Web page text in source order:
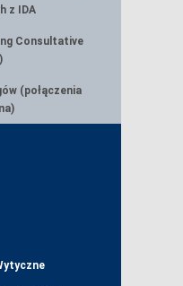
z IDA
Consultative
(połączenia